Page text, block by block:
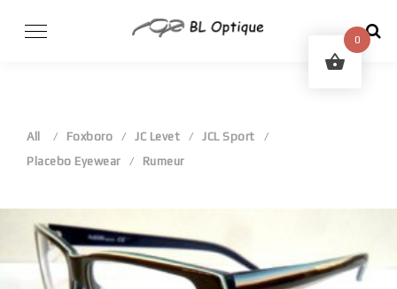
All Foxboro JC Levet
JCL Sport
Placebo Eyewear
Rumeur
0